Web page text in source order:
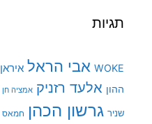
תגיות
WOKE אבי הראל איראן
ההון אלעד רזניק אמציה חן
שניר גרשון הכהן חמאס